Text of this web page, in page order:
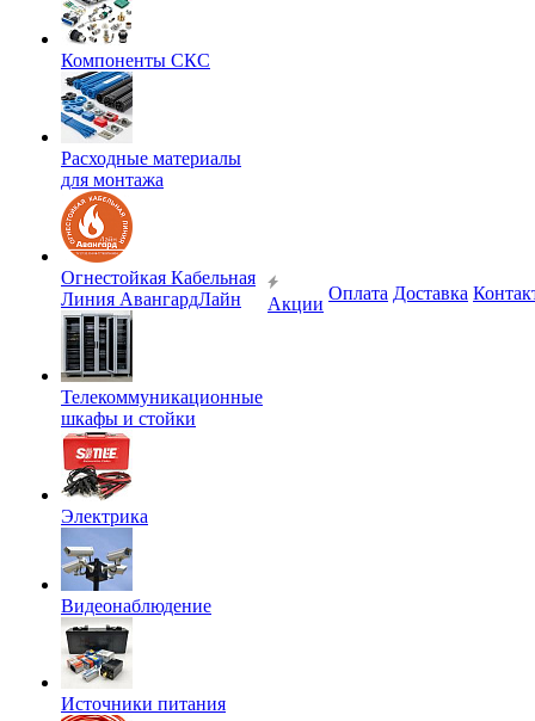
Компоненты СКС
Расходные материалы
для монтажа
Огнестойкая Кабельная
Линия АвангардЛайн
Телекоммуникационные
шкафы и стойки
Электрика
Видеонаблюдение
Источники питания
Акции
Оплата Доставка